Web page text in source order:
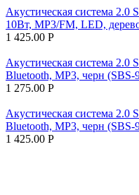
Акустическая система
10Вт, MP3/FM, LED,
1 425.00 Р
Акустическая система
Bluetooth, MP3, черн (SBS-
1 275.00 Р
Акустическая система
Bluetooth, MP3, черн (SBS-
1 425.00 Р